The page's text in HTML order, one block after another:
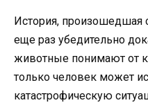
История, произошедшая
еще раз убедительно
животные понимают от
только человек может
катастрофическую